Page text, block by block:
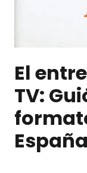
El
TV:
España